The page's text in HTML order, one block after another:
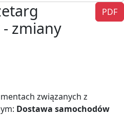
PDF
zmiany
związanych z
Dostawa samochodów